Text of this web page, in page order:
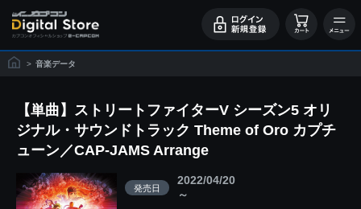
> 音楽データ
【単曲】ストリートファイターV シーズン5 オリ
ジナル・サウンドトラック Theme of Oro カプチ
ューン／CAP-JAMS Arrange
発売日
2022/04/20
～